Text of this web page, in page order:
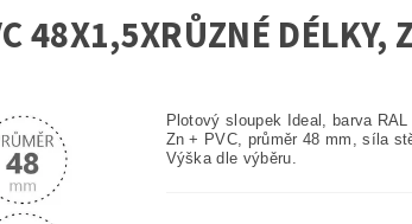
48X1,5XRŮZNÉ DÉLKY,
Plotový sloupek Ideal, barva
Zn + PVC, průměr 48 mm, síla
Výška dle výběru.